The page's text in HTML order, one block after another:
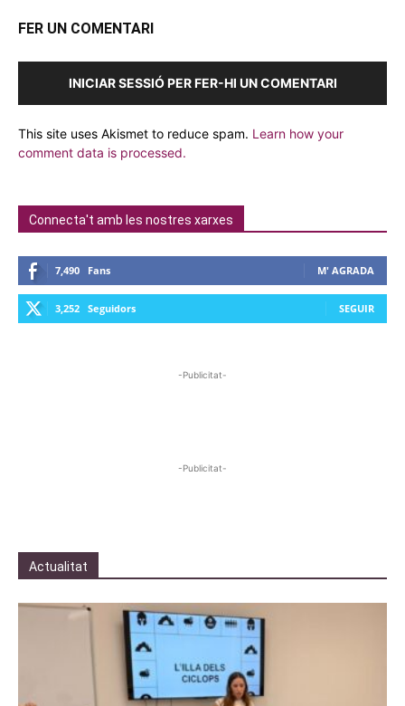
FER UN COMENTARI
INICIAR SESSIÓ PER FER-HI UN COMENTARI
This site uses Akismet to reduce spam. Learn how your
comment data is processed.
Connecta't amb les nostres xarxes
7,490 Fans M' AGRADA
3,252 Seguidors SEGUIR
-Publicitat-
-Publicitat-
Actualitat